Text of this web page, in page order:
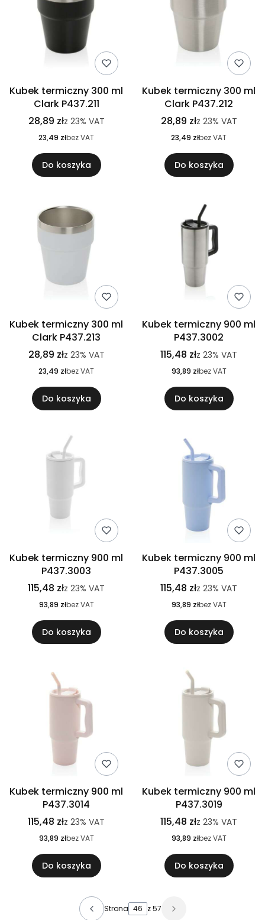
Kubek termiczny 300 ml
Clark P437.211
28,89 złz 23% VAT
23,49 złbez VAT
Do koszyka
Kubek termiczny 300 ml
Clark P437.212
28,89 złz 23% VAT
23,49 złbez VAT
Do koszyka
Kubek termiczny 300 ml
Clark P437.213
28,89 złz 23% VAT
23,49 złbez VAT
Do koszyka
Kubek termiczny 900 ml
P437.3002
115,48 złz 23% VAT
93,89 złbez VAT
Do koszyka
Kubek termiczny 900 ml
P437.3003
115,48 złz 23% VAT
93,89 złbez VAT
Do koszyka
Kubek termiczny 900 ml
P437.3005
115,48 złz 23% VAT
93,89 złbez VAT
Do koszyka
Kubek termiczny 900 ml
P437.3014
115,48 złz 23% VAT
93,89 złbez VAT
Do koszyka
Kubek termiczny 900 ml
P437.3019
115,48 złz 23% VAT
93,89 złbez VAT
Do koszyka
Strona z 57